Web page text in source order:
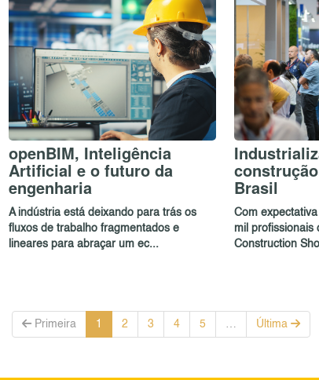
openBIM, Inteligência
Artificial e o futuro da
engenharia
A indústria está deixando para trás os
fluxos de trabalho fragmentados e
lineares para abraçar um ec...
Brasil
Com
mil profissionais
Construction
Primeira 1 2 3 4 5 Última